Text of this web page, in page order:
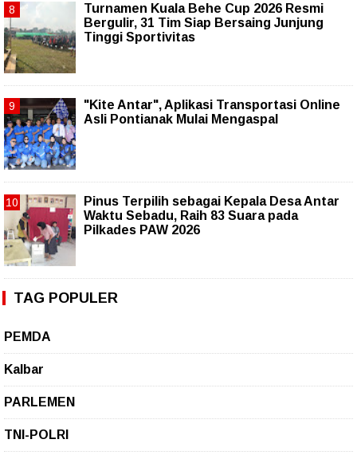
Turnamen Kuala Behe Cup 2026 Resmi
Bergulir, 31 Tim Siap Bersaing Junjung
Tinggi Sportivitas
"Kite Antar", Aplikasi Transportasi Online
Asli Pontianak Mulai Mengaspal
Pinus Terpilih sebagai Kepala Desa Antar
Waktu Sebadu, Raih 83 Suara pada
Pilkades PAW 2026
TAG POPULER
PEMDA
Kalbar
PARLEMEN
TNI-POLRI